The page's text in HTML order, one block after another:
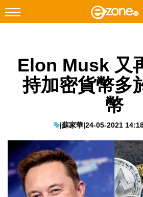
Facebook Instagram
科技焦點
教學評測
EduTech
IT Times
Elon Musk 又
持加密貨幣多
幣
|蘇家華|24-05-2021